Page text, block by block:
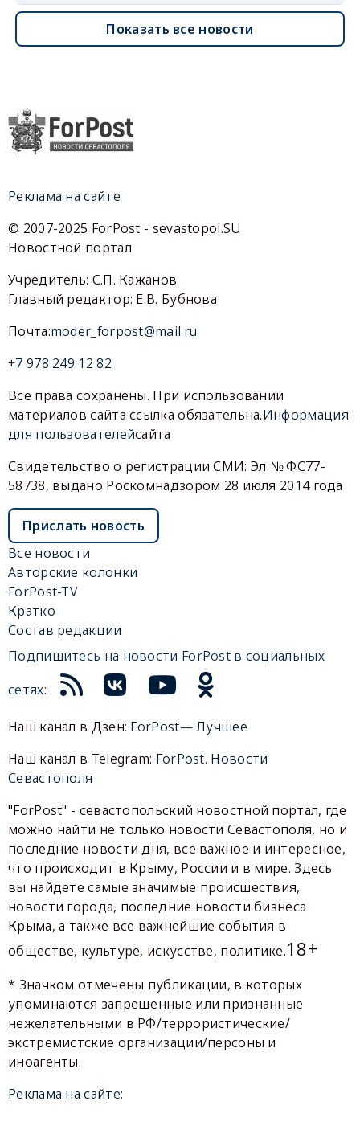
Показать все новости
Реклама на сайте
© 2007-2025 ForPost - sevastopol.SU
Новостной портал
Учредитель: С.П. Кажанов
Главный редактор: Е.В. Бубнова
Почта:moder_forpost@mail.ru
+7 978 249 12 82
Все права сохранены. При использовании
материалов сайта ссылка обязательна.Информация
для пользователейсайта
Свидетельство о регистрации СМИ: Эл № ФС77-
58738, выдано Роскомнадзором 28 июля 2014 года
Прислать новость
Все новости
Авторские колонки
ForPost-TV
Кратко
Состав редакции
Подпишитесь на новости ForPost в социальных
сетях:
Наш канал в Дзен: ForPost— Лучшее
Наш канал в Telegram: ForPost. Новости
Севастополя
"ForPost" - севастопольский новостной портал, где
можно найти не только новости Севастополя, но и
последние новости дня, все важное и интересное,
что происходит в Крыму, России и в мире. Здесь
вы найдете самые значимые происшествия,
новости города, последние новости бизнеса
Крыма, а также все важнейшие события в
обществе, культуре, искусстве, политике.18+
* Значком отмечены публикации, в которых
упоминаются запрещенные или признанные
нежелательными в РФ/террористические/
экстремистские организации/персоны и
иноагенты.
Реклама на сайте: